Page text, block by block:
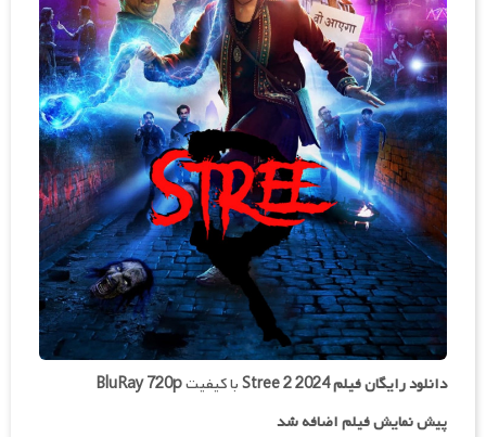
دانلود رایگان فیلمStree 2 2024با کیفیتBluRay 720p
پیش نمایش فیلم اضافه شد